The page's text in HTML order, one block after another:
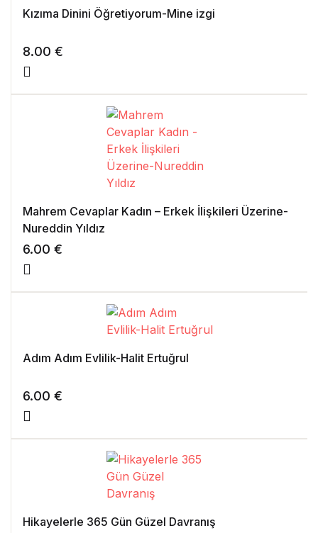
Kızıma Dinini Öğretiyorum-Mine izgi
8.00 €
Mahrem Cevaplar Kadın – Erkek İlişkileri Üzerine-
Nureddin Yıldız
6.00 €
Adım Adım Evlilik-Halit Ertuğrul
6.00 €
Hikayelerle 365 Gün Güzel Davranış